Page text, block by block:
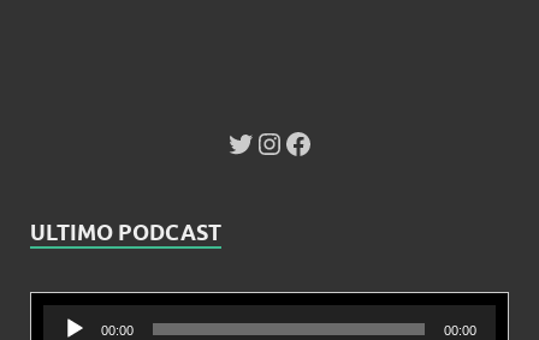
ULTIMO PODCAST
Reproductor
00:00 00:00